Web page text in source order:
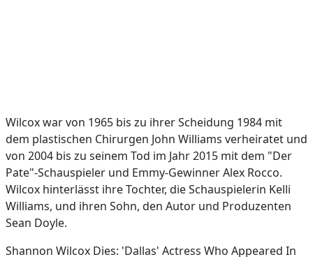
Wilcox war von 1965 bis zu ihrer Scheidung 1984 mit
dem plastischen Chirurgen John Williams verheiratet und
von 2004 bis zu seinem Tod im Jahr 2015 mit dem "Der
Pate"-Schauspieler und Emmy-Gewinner Alex Rocco.
Wilcox hinterlässt ihre Tochter, die Schauspielerin Kelli
Williams, und ihren Sohn, den Autor und Produzenten
Sean Doyle.
Shannon Wilcox Dies: 'Dallas' Actress Who Appeared In